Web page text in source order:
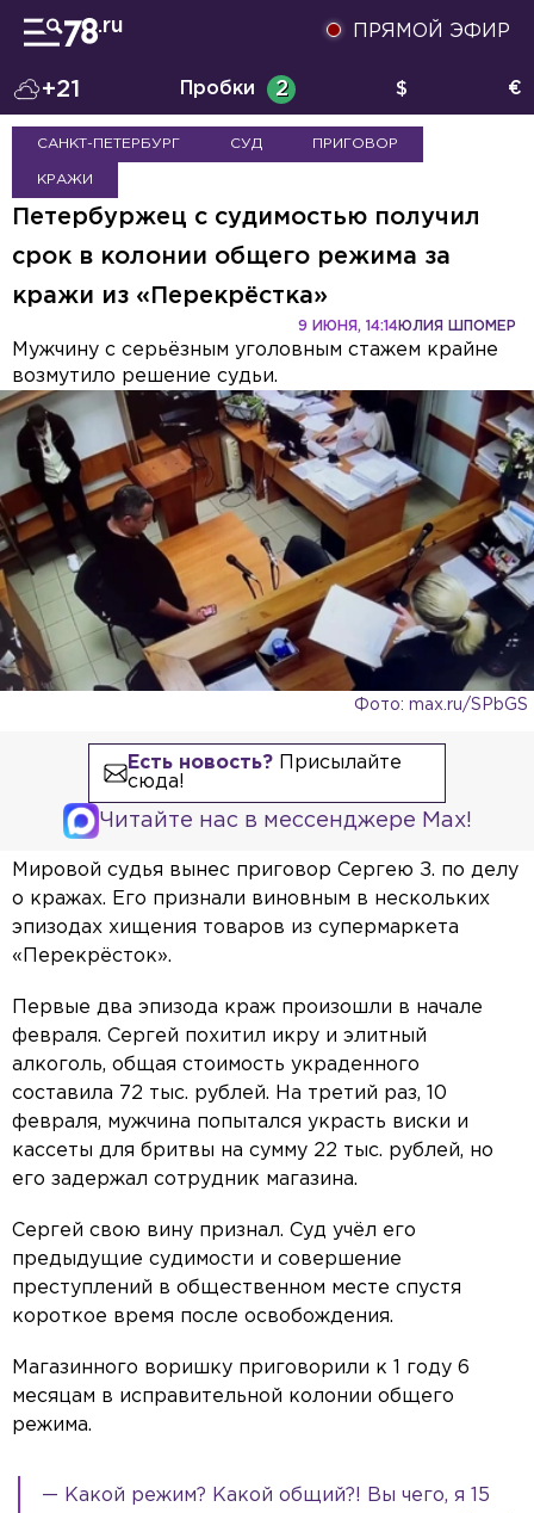
ПРЯМОЙ ЭФИР
+21 Пробки 2 $ €
САНКТ-ПЕТЕРБУРГ СУД ПРИГОВОР
КРАЖИ
Петербуржец с судимостью получил
срок в колонии общего режима за
кражи из «Перекрёстка»
ЮЛИЯ ШПОМЕР
9 ИЮНЯ, 14:14
Мужчину с серьёзным уголовным стажем крайне
возмутило решение судьи.
Фото: max.ru/SPbGS
Есть новость?Присылайте
сюда!
Читайте нас в мессенджере Max!
Мировой судья вынес приговор Сергею З. по делу
о кражах. Его признали виновным в нескольких
эпизодах хищения товаров из супермаркета
«Перекрёсток».
Первые два эпизода краж произошли в начале
февраля. Сергей похитил икру и элитный
алкоголь, общая стоимость украденного
составила 72 тыс. рублей. На третий раз, 10
февраля, мужчина попытался украсть виски и
кассеты для бритвы на сумму 22 тыс. рублей, но
его задержал сотрудник магазина.
Сергей свою вину признал. Суд учёл его
предыдущие судимости и совершение
преступлений в общественном месте спустя
короткое время после освобождения.
Магазинного воришку приговорили к 1 году 6
месяцам в исправительной колонии общего
режима.
— Какой режим? Какой общий?! Вы чего, я 15